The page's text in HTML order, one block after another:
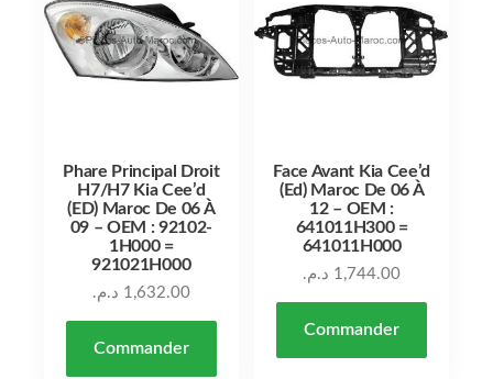
Phare Principal Droit
H7/H7 Kia Cee’d
(ED) Maroc De 06 À
09 – OEM : 92102-
1H000 =
921021H000
1,632.00 د.م.
Commander
Face Avant Kia Cee’d
(Ed) Maroc De 06 À
12 – OEM :
641011H300 =
641011H000
1,744.00 د.م.
Commander